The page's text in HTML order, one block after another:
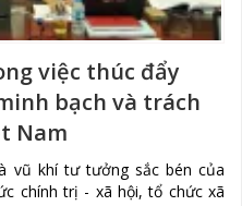
việc thúc đẩy
bạch và trách
Nam
vũ khí tư tưởng sắc bén của
chính trị - xã hội, tổ chức xã